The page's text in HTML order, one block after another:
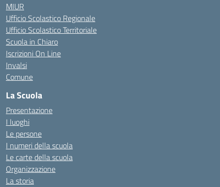
MIUR
Ufficio Scolastico Regionale
Ufficio Scolastico Territoriale
Scuola in Chiaro
Iscrizioni On Line
Invalsi
Comune
La Scuola
Presentazione
I luoghi
Le persone
I numeri della scuola
Le carte della scuola
Organizzazione
La storia